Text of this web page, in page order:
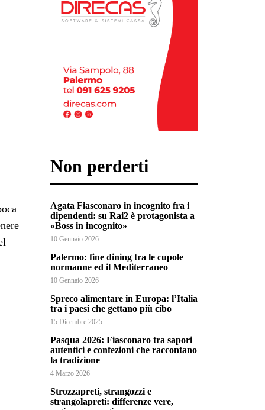
Non perderti
Agata Fiasconaro in incognito fra i
dipendenti: su Rai2 è protagonista a
«Boss in incognito»
10 Gennaio 2026
Palermo: fine dining tra le cupole
normanne ed il Mediterraneo
10 Gennaio 2026
Spreco alimentare in Europa: l’Italia
tra i paesi che gettano più cibo
15 Dicembre 2025
Pasqua 2026: Fiasconaro tra sapori
autentici e confezioni che raccontano
la tradizione
4 Marzo 2026
Strozzapreti, strangozzi e
strangolapreti: differenze vere,